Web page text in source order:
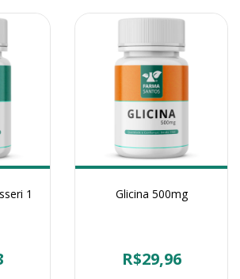
1
Glicina 500mg
R$29,96